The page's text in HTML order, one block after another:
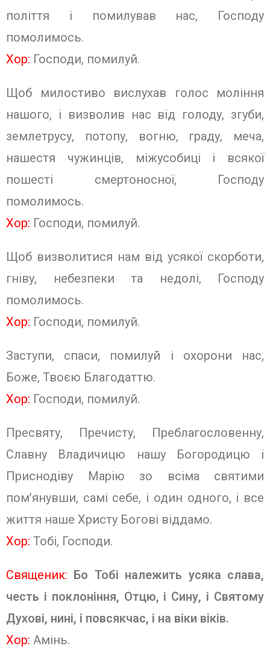
поліття і помилував нас, Господу
помолимось.
Хор: Господи, помилуй.
Щоб милостиво вислухав голос моління
нашого, і визволив нас від голоду, згуби,
землетрусу, потопу, вогню, граду, меча,
нашестя чужинців, міжусобиці і всякої
пошесті смертоносної, Господу
помолимось.
Хор: Господи, помилуй.
Щоб визволитися нам від усякої скорботи,
гніву, небезпеки та недолі, Господу
помолимось.
Хор: Господи, помилуй.
Заступи, спаси, помилуй і охорони нас,
Боже, Твоєю Благодаттю.
Хор: Господи, помилуй.
Пресвяту, Пречисту, Преблагословенну,
Славну Владичицю нашу Богородицю і
Приснодіву Марію зо всіма святими
пом’янувши, самі себе, і один одного, і все
життя наше Христу Богові віддамо.
Хор: Тобі, Господи.
Священик: Бо Тобі належить усяка слава,
честь і поклоніння, Отцю, і Сину, і Святому
Духові, нині, і повсякчас, і на віки віків.
Хор: Амінь.